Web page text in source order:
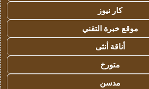
كار نيوز
موقع خبرة التقني
أناقة أنثى
متورخ
مدسن